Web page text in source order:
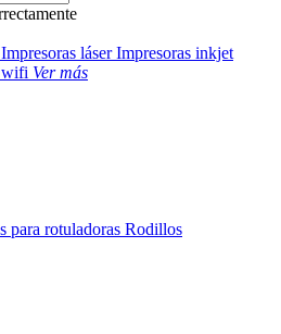
Impresoras láserImpresoras inkjet
wifi Ver más
para rotuladoras Rodillos